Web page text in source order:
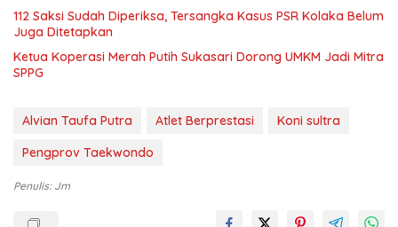
112 Saksi Sudah Diperiksa, Tersangka Kasus PSR Kolaka Belum
Juga Ditetapkan
Ketua Koperasi Merah Putih Sukasari Dorong UMKM Jadi Mitra
SPPG
Alvian Taufa Putra Atlet Berprestasi
Koni sultra
Pengprov Taekwondo
Penulis: Jm